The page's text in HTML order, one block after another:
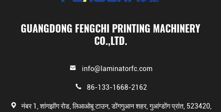
GUANGDONG FENGCHI PRINTING MACHINERY
CO.,LTD.
info@laminatorfc.com
86-133-1668-2162
नंबर 1, शांगझोंग रोड, लिआओबू टाउन, डोंगगुआन शहर, गुआंग्डोंग प्रांत, 523420,